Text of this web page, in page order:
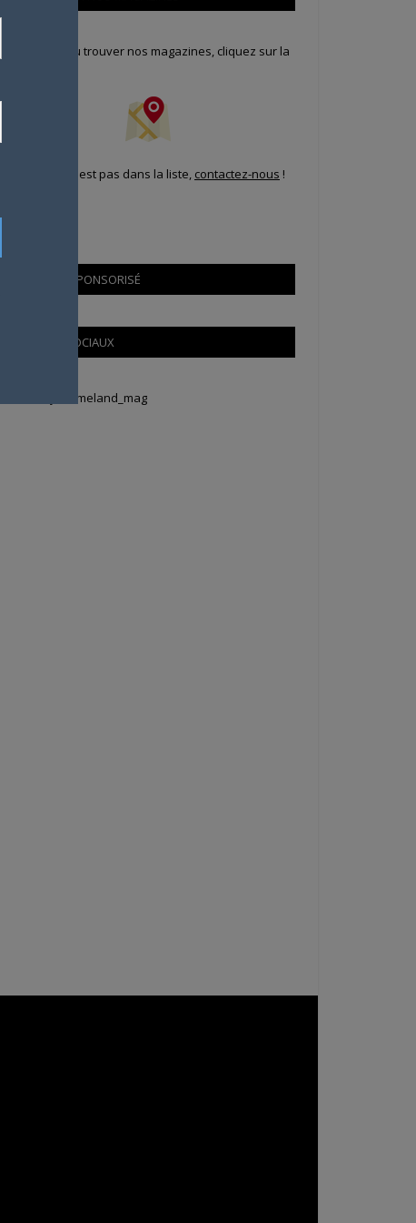
Pour savoir où trouver nos magazines, cliquez sur la
Si votre ville n'est pas dans la liste, contactez-nous !
CONTENU SPONSORISÉ
RÉSEAUX SOCIAUX
Tweets by Animeland_mag